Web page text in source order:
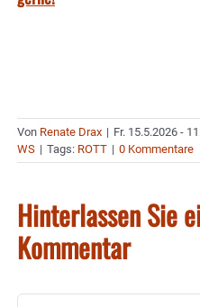
Von Renate Drax | Fr. 15.5.2026 -
WS | Tags: ROTT | 0 Kommentare
Hinterlassen Sie
Kommentar